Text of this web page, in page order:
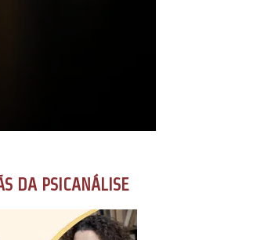
DA PSICANÁLISE